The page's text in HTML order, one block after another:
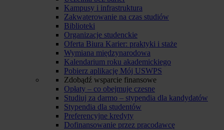
Kampusy i infrastruktura
Zakwaterowanie na czas studiów
Biblioteki
Organizacje studenckie
Oferta Biura Karier: praktyki i staże
Wymiana międzynarodowa
Kalendarium roku akademickiego
Pobierz aplikację Mój USWPS
Zdobądź wsparcie finansowe
Opłaty – co obejmuje czesne
Studiuj za darmo – stypendia dla kandydatów
Stypendia dla studentów
Preferencyjne kredyty
Dofinansowanie przez pracodawcę